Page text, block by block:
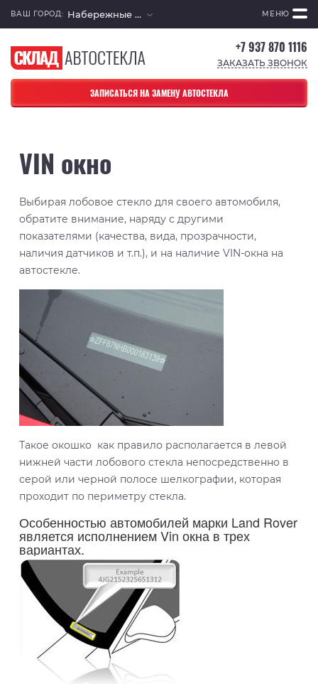
ВАШ ГОРОД: Набережные Челны МЕНЮ
+7 937 870 1116
ЗАКАЗАТЬ ЗВОНОК
ЗАПИСАТЬСЯ НА ЗАМЕНУ АВТОСТЕКЛА
VIN окно
Выбирая лобовое стекло для своего автомобиля,
обратите внимание, наряду с другими
показателями (качества, вида, прозрачности,
наличия датчиков и т.п.), и на наличие VIN-окна на
автостекле.
Такое окошко как правило располагается в левой
нижней части лобового стекла непосредственно в
серой или черной полосе шелкографии, которая
проходит по периметру стекла.
Особенностью автомобилей марки Land Rover
является исполнением Vin окна в трех
вариантах.